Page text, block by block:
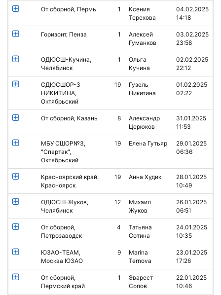
От сборной, Пермь 1
Ксения
Терехова
04.02.2025
14:18
Горизонт, Пенза 1
Алексей
Гуманков
03.02.2025
23:58
ОДЮСШ-Кучина,
Челябинск
1
Ольга
Кучина
02.02.2025
22:12
СДЮСШОР-3
НИКИТИНА,
Октябрьский
19
Гузель
Никитина
01.02.2025
02:22
От сборной, Казань 8
Александр
Церюков
31.01.2025
11:53
МБУ СШОР№3,
"Спартак",
Октябрьский
19 Елена Гутьяр
29.01.2025
06:36
Красноярский край,
Красноярск
19 Анна Худик
28.01.2025
10:49
ОДЮСШ-Жуков,
Челябинск
12
Михаил
Жуков
26.01.2025
06:51
От сборной,
Петрозаводск
4
Татьяна
Сотина
24.01.2025
10:35
ЮЗАО-TEAM,
Москва ЮЗАО
9
Marina
Ternova
23.01.2025
17:26
От сборной,
Пермский край
1
Эварест
Сопов
22.01.2025
10:46